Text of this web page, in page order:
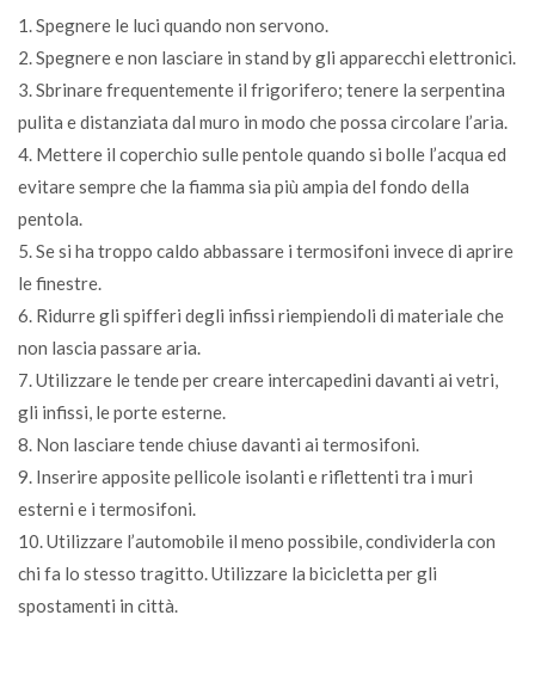
1. Spegnere le luci quando non servono.
2. Spegnere e non lasciare in stand by gli apparecchi elettronici.
3. Sbrinare frequentemente il frigorifero; tenere la serpentina
pulita e distanziata dal muro in modo che possa circolare l’aria.
4. Mettere il coperchio sulle pentole quando si bolle l’acqua ed
evitare sempre che la fiamma sia più ampia del fondo della
pentola.
5. Se si ha troppo caldo abbassare i termosifoni invece di aprire
le finestre.
6. Ridurre gli spifferi degli infissi riempiendoli di materiale che
non lascia passare aria.
7. Utilizzare le tende per creare intercapedini davanti ai vetri,
gli infissi, le porte esterne.
8. Non lasciare tende chiuse davanti ai termosifoni.
9. Inserire apposite pellicole isolanti e riflettenti tra i muri
esterni e i termosifoni.
10. Utilizzare l’automobile il meno possibile, condividerla con
chi fa lo stesso tragitto. Utilizzare la bicicletta per gli
spostamenti in città.